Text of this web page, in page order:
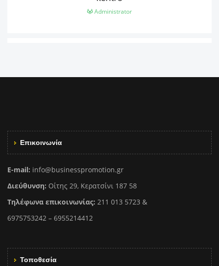
Administrator
Επικοινωνία
E-mail: info@businesspromotion.gr
Διεύθυνση: Οίτης 29, Κερατσίνι 187 58
Τηλέφωνα επικοινωνίας: 211 013 5723 &
6975753242 – 6955214412
Τοποθεσία